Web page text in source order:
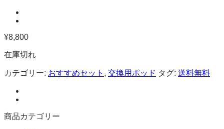
¥8,800
在庫切れ
カテゴリー: おすすめセット , 交換用ポッド タグ: 送料無料
商品カテゴリー